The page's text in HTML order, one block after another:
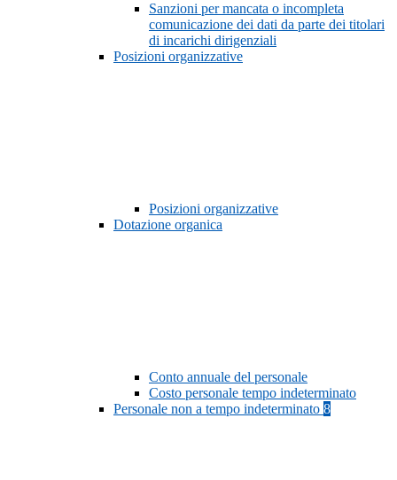
Sanzioni per mancata o incompleta
comunicazione dei dati da parte dei titolari
di incarichi dirigenziali
Posizioni organizzative
Posizioni organizzative
Dotazione organica
Conto annuale del personale
Costo personale tempo indeterminato
Personale non a tempo indeterminato 8